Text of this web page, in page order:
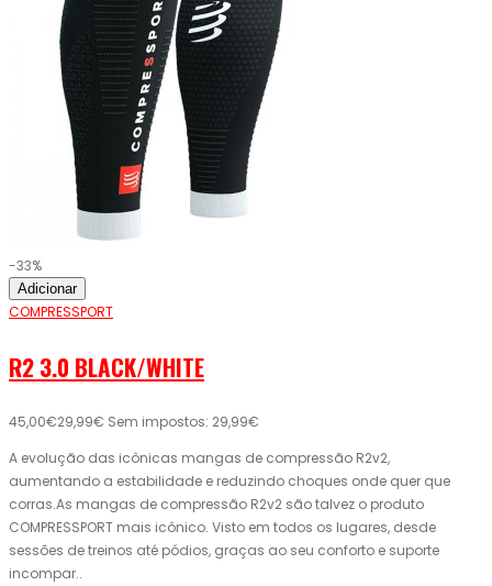
-33%
Adicionar
COMPRESSPORT
R2 3.0 BLACK/WHITE
45,00€29,99€ Sem impostos: 29,99€
A evolução das icônicas mangas de compressão R2v2,
aumentando a estabilidade e reduzindo choques onde quer que
corras.As mangas de compressão R2v2 são talvez o produto
COMPRESSPORT mais icônico. Visto em todos os lugares, desde
sessões de treinos até pódios, graças ao seu conforto e suporte
incompar..